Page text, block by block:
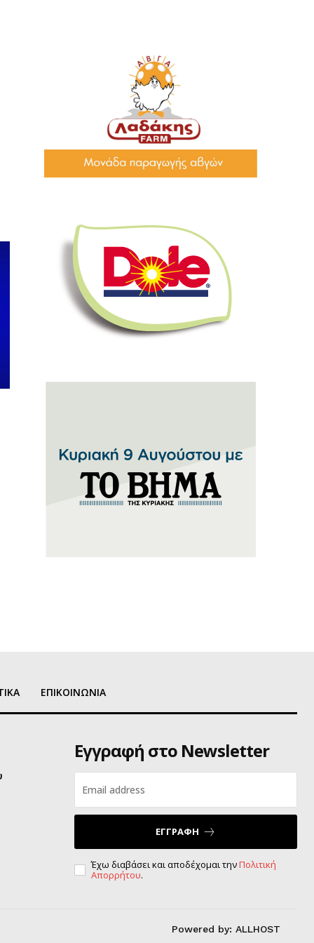
ΕΠΙΚΟΙΝΩΝΙΑ
Εγγραφή στο Newsletter
ΕΓΓΡΑΦΗ
Έχω διαβάσει και αποδέχομαι τηνΠολιτική
Απορρήτου.
Powered by: ALLHOST